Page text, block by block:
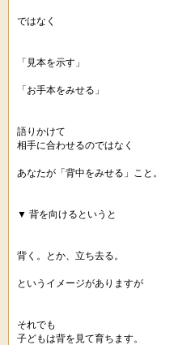
ではなく
「見本を示す」
「お手本をみせる」
語りかけて
相手に合わせるのではなく
あなたが「背中をみせる」こと。
▼ 背を向けるというと
背く。とか、立ち去る。
というイメージがありますが
それでも
子どもは背を見て育ちます。